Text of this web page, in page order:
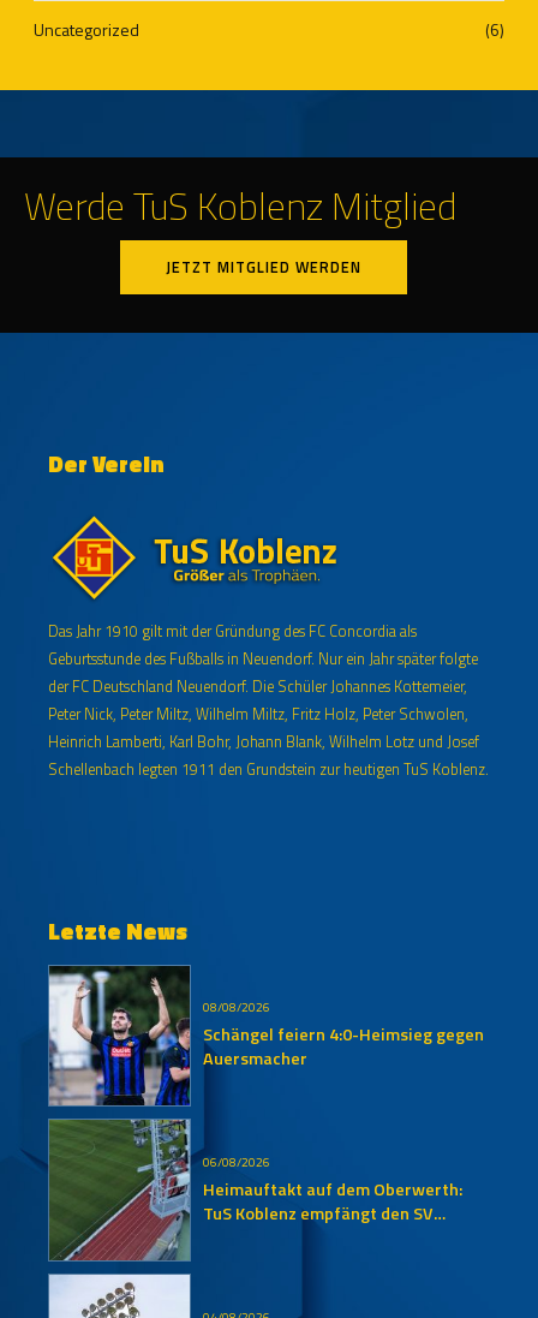
Uncategorized (6)
Werde TuS Koblenz Mitglied
JETZT MITGLIED WERDEN
Der Verein
Das Jahr 1910 gilt mit der Gründung des FC Concordia als
Geburtsstunde des Fußballs in Neuendorf. Nur ein Jahr später folgte
der FC Deutschland Neuendorf. Die Schüler Johannes Kottemeier,
Peter Nick, Peter Miltz, Wilhelm Miltz, Fritz Holz, Peter Schwolen,
Heinrich Lamberti, Karl Bohr, Johann Blank, Wilhelm Lotz und Josef
Schellenbach legten 1911 den Grundstein zur heutigen TuS Koblenz.
Letzte News
08/08/2026
Schängel feiern 4:0-Heimsieg gegen
Auersmacher
06/08/2026
Heimauftakt auf dem Oberwerth:
TuS Koblenz empfängt den SV